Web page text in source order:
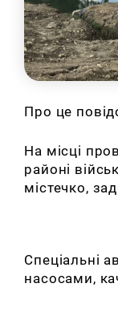
Про це
На місці
районі
містечко,
Спеціальні
насосами,